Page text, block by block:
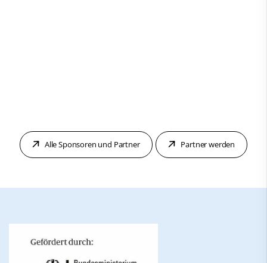
Alle Sponsoren und Partner Partner werden